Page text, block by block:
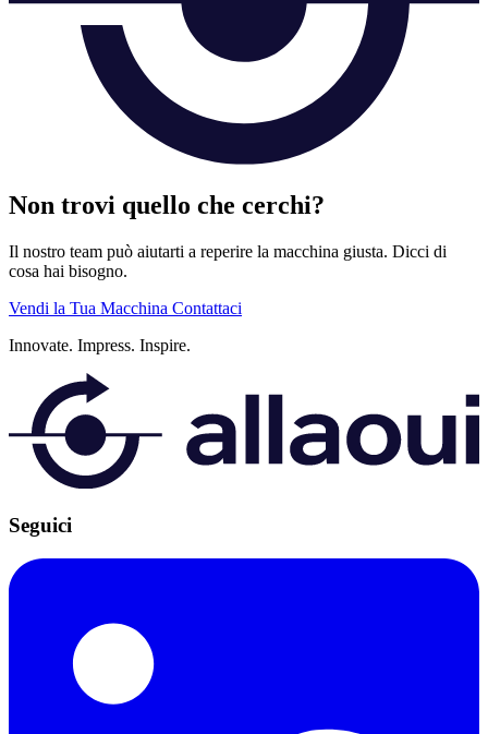
Non trovi quello che cerchi?
Il nostro team può aiutarti a reperire la macchina giusta. Dicci di
cosa hai bisogno.
Vendi la Tua Macchina Contattaci
Innovate. Impress. Inspire.
Seguici